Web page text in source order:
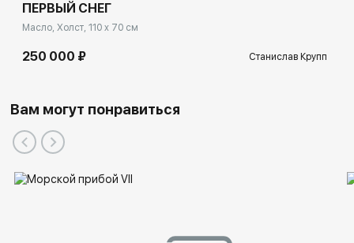
ПЕРВЫЙ СНЕГ
Масло, Холст, 110 x 70 см
250 000 ₽ Станислав Крупп
Вам могут понравиться